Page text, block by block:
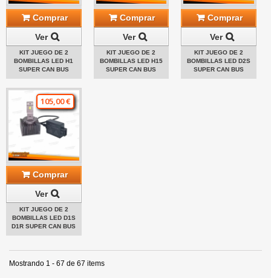
Comprar
Ver
KIT JUEGO DE 2
BOMBILLAS LED H1
SUPER CAN BUS
Comprar
Ver
KIT JUEGO DE 2
BOMBILLAS LED H15
SUPER CAN BUS
Comprar
Ver
KIT JUEGO DE 2
BOMBILLAS LED D2S
SUPER CAN BUS
105,00 €
Comprar
Ver
KIT JUEGO DE 2
BOMBILLAS LED D1S
D1R SUPER CAN BUS
Mostrando 1 - 67 de 67 items